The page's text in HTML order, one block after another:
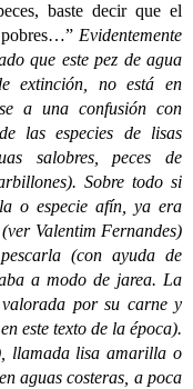
baste decir que el
pobres…” Evidentemente
que este pez de agua
extinción, no está en
a una confusión con
las especies de lisas
salobres, peces de
Sobre todo si
o especie afín, ya era
Valentim Fernandes)
(con ayuda de
a modo de jarea. La
por su carne y
este texto de la época).
llamada lisa amarilla o
aguas costeras, a poca